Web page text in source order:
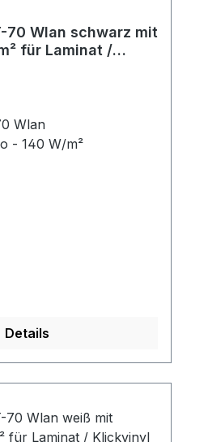
70 Wlan schwarz mit
für Laminat /
Wlan
- 140 W/m²
Details